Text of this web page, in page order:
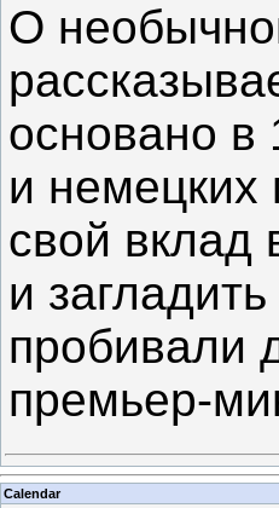
О
основано в
и немецких
свой вклад
и
пробивали
премьер-
Calendar